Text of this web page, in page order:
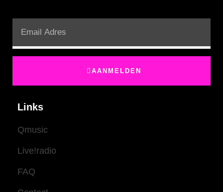
AANMELDEN
Links
Qmusic
Live!radio
FAQ